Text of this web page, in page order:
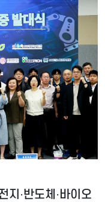
지·반도체·바이오